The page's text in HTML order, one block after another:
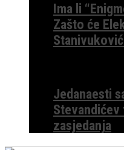
Ima li
Zašto će
Jedanaesti
zasjedanja